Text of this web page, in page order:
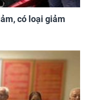
có loại giảm